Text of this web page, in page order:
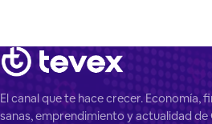
El canal que te hace crecer. Economía,
sanas, emprendimiento y actualidad de